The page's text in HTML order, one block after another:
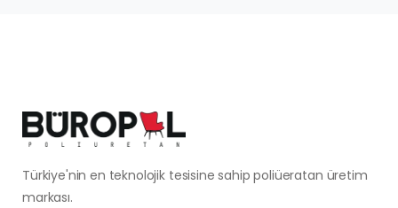
Türkiye'nin en teknolojik tesisine sahip poliüeratan üretim
markası.